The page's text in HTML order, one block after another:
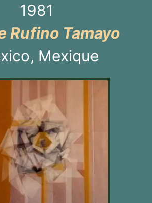
1981
Rufino Tamayo
Mexique